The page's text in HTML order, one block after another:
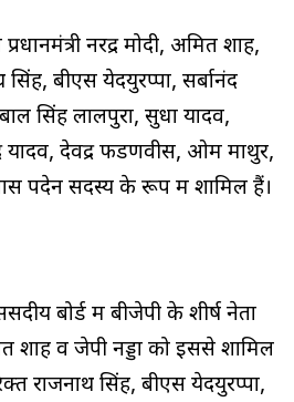
नरेंद्र मोदी, अमित शाह,
सिंह, बीएस येदयुरप्पा, सर्बानंद
सिंह लालपुरा, सुधा यादव,
यादव, देवेंद्र फडणवीस, ओम माथुर,
पदेन सदस्य के रूप में शामिल हैं।
बोर्ड में बीजेपी के शीर्ष नेता
शाह व जेपी नड्डा को इससे शामिल
राजनाथ सिंह, बीएस येदयुरप्पा,